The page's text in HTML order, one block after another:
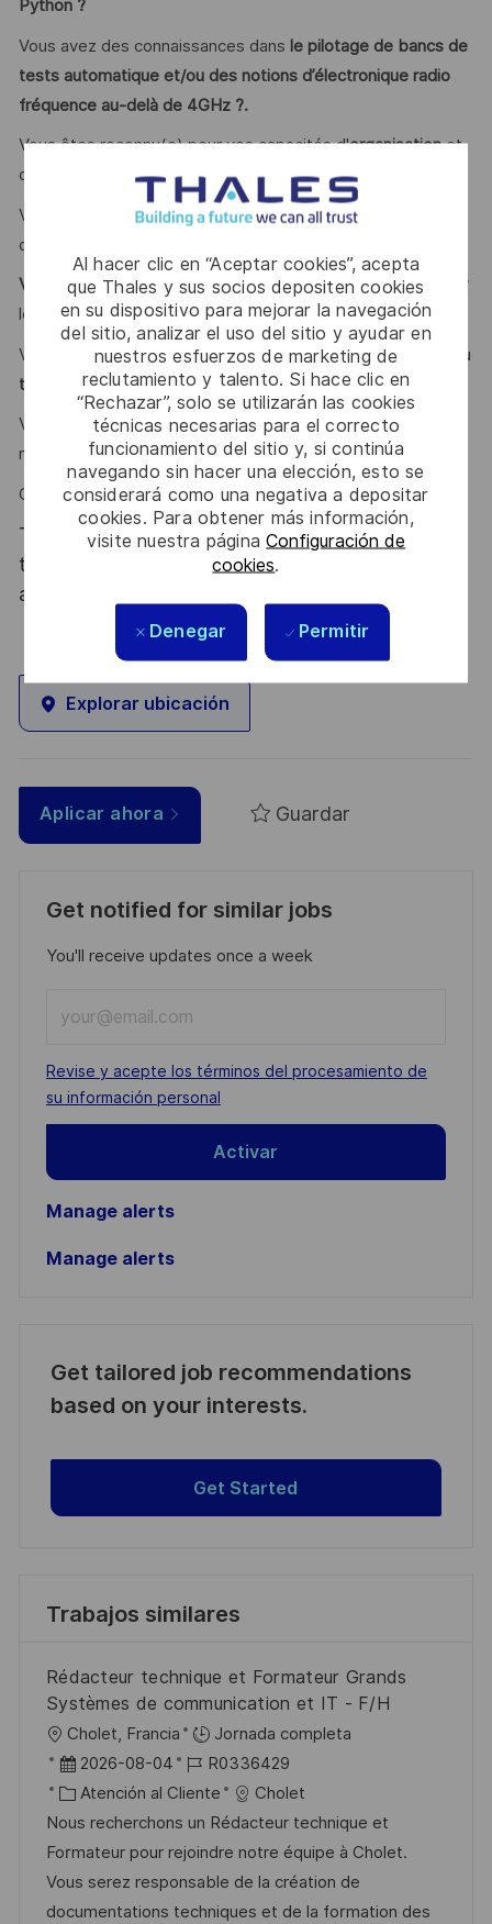
Al hacer clic en “Aceptar cookies”, acepta
que Thales y sus socios depositen cookies
en su dispositivo para mejorar la navegación
del sitio, analizar el uso del sitio y ayudar en
nuestros esfuerzos de marketing de
reclutamiento y talento. Si hace clic en
“Rechazar”, solo se utilizarán las cookies
técnicas necesarias para el correcto
funcionamiento del sitio y, si continúa
navegando sin hacer una elección, esto se
considerará como una negativa a depositar
cookies. Para obtener más información,
visite nuestra páginaConfiguración de
cookies.
Denegar Permitir
Python ?
Vous avez des connaissances dans le pilotage de bancs de
tests automatique et/ou des notions d’électronique radio
fréquence au-delà de 4GHz ?.
Vous êtes reconnu(e) pour vos capacités d'organisationet
de
communication?
Vous êtes rigoureux(se), fiable, vous savez faire preuve
d’
V ous avez un esprit critique et savezanalyseretprésenter
les
procédures et rapports d’essais?
Vous avez le sens de l’innovation, duchallengeet le goût du
travail en équipe?
Votre maîtrise de l’Anglaisvous permet de converser et
rédiger de la documentation ?
Ce poste est fait pour vous !
Thales, entreprise Handi-Engagée, reconnait
tous les talents. La diversité est notre meilleur
atout. Postulez et rejoignez nous !
Explorar ubicación
Aplicar ahora Guardar
Get notified for similar jobs
You'll receive updates once a week
Email
address
(Required)
Required
Revise y acepte los términos del procesamiento de
su información personal
Activar
Manage alerts
Manage alerts
Get tailored job recommendations
based on your interests.
Get Started
Trabajos similares
Rédacteur technique et Formateur Grands
Systèmes de communication et IT - F/H
U
b
c
a
c
i
Cholet, Francia
Jornada completa
F
e
c
h
a
d
2026-08-04
I
D
d
e
e
m
R0336429
C
a
t
e
g
Atención al Cliente
Cholet
Nous recherchons un Rédacteur technique et
Formateur pour rejoindre notre équipe à Cholet.
Vous serez responsable de la création de
documentations techniques et de la formation des